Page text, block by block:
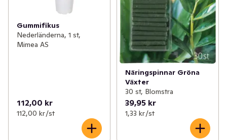
Gummifikus
Nederländerna, 1 st,
Mimea AS
112,00 kr
112,00 kr /st
Näringspinnar Gröna
Växter
30 st, Blomstra
39,95 kr
1,33 kr /st